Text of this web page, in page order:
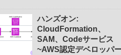
ハンズオン:
CloudFormation、
SAM、Codeサービス
~AWS認定デベロッパ